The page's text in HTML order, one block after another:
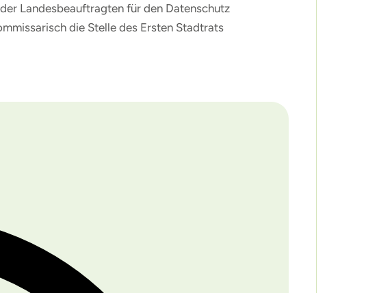
Landesbeauftragten für den Datenschutz
die Stelle des Ersten Stadtrats